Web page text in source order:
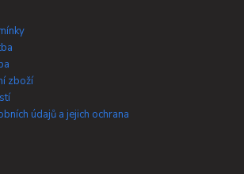
zboží
údajů a jejich ochrana